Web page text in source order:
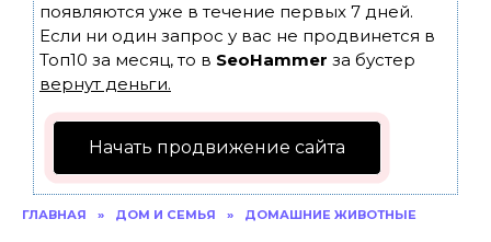
появляются уже в течение первых 7 дней.
Если ни один запрос у вас не продвинется в
Топ10 за месяц, то в SeoHammer за бустер
вернут деньги.
Начать продвижение сайта
ГЛАВНАЯ » ДОМ И СЕМЬЯ » ДОМАШНИЕ ЖИВОТНЫЕ